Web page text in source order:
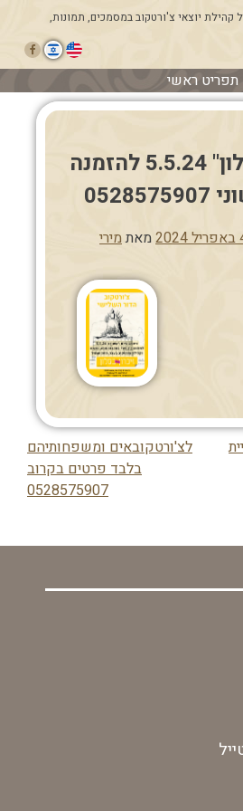
קהילת יוצאי צ'ורטקוב במסמכים, תמונות,
תפריט ראשי
"זיכרון בסלון" 5.5.24 להזמנה
מאתמירי
לצ'ורטקובאים ומשפחותיהם
בלבד פרטים בקרוב
0528575907